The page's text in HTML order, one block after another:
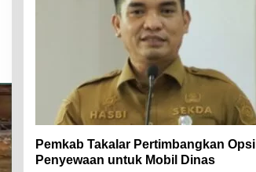
Pemkab Takalar Pertimbangkan Opsi
Penyewaan untuk Mobil Dinas